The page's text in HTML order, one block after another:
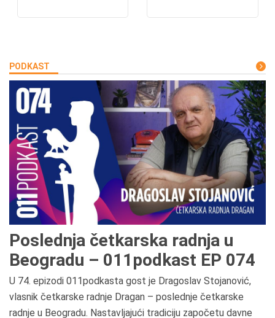
PODKAST
Poslednja četkarska radnja u
Beogradu – 011podkast EP 074
U 74. epizodi 011podkasta gost je Dragoslav Stojanović,
vlasnik četkarske radnje Dragan – poslednje četkarske
radnje u Beogradu. Nastavljajući tradiciju započetu davne